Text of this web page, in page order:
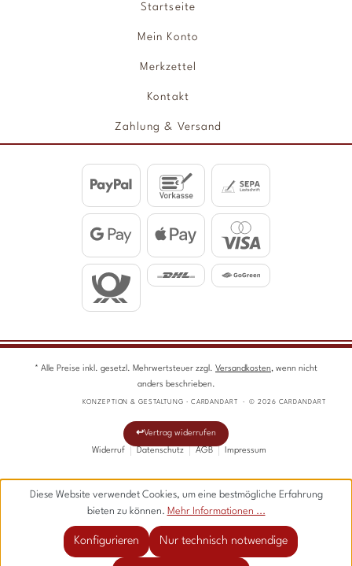
Startseite
Mein Konto
Merkzettel
Kontakt
Zahlung & Versand
* Alle Preise inkl. gesetzl. Mehrwertsteuer zzgl. Versandkosten, wenn nicht
anders beschrieben.
KONZEPTION & GESTALTUNG · CARDANDART · © 2026 CARDANDART
Vertrag widerrufen
Widerruf
Datenschutz AGB Impressum
Diese Website verwendet Cookies, um eine bestmögliche Erfahrung
bieten zu können. Mehr Informationen ...
Nur technisch notwendige
Konfigurieren